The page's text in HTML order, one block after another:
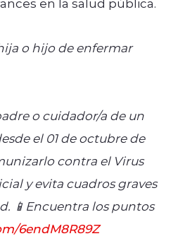
o hijo de enfermar
o cuidador/a de un
el 01 de octubre de
contra el Virus
y evita cuadros graves
📱Encuentra los puntos
6endM8R89Z